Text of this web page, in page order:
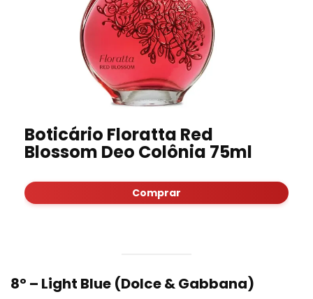
Boticário Floratta Red
Blossom Deo Colônia 75ml
Comprar
8º – Light Blue (Dolce & Gabbana)